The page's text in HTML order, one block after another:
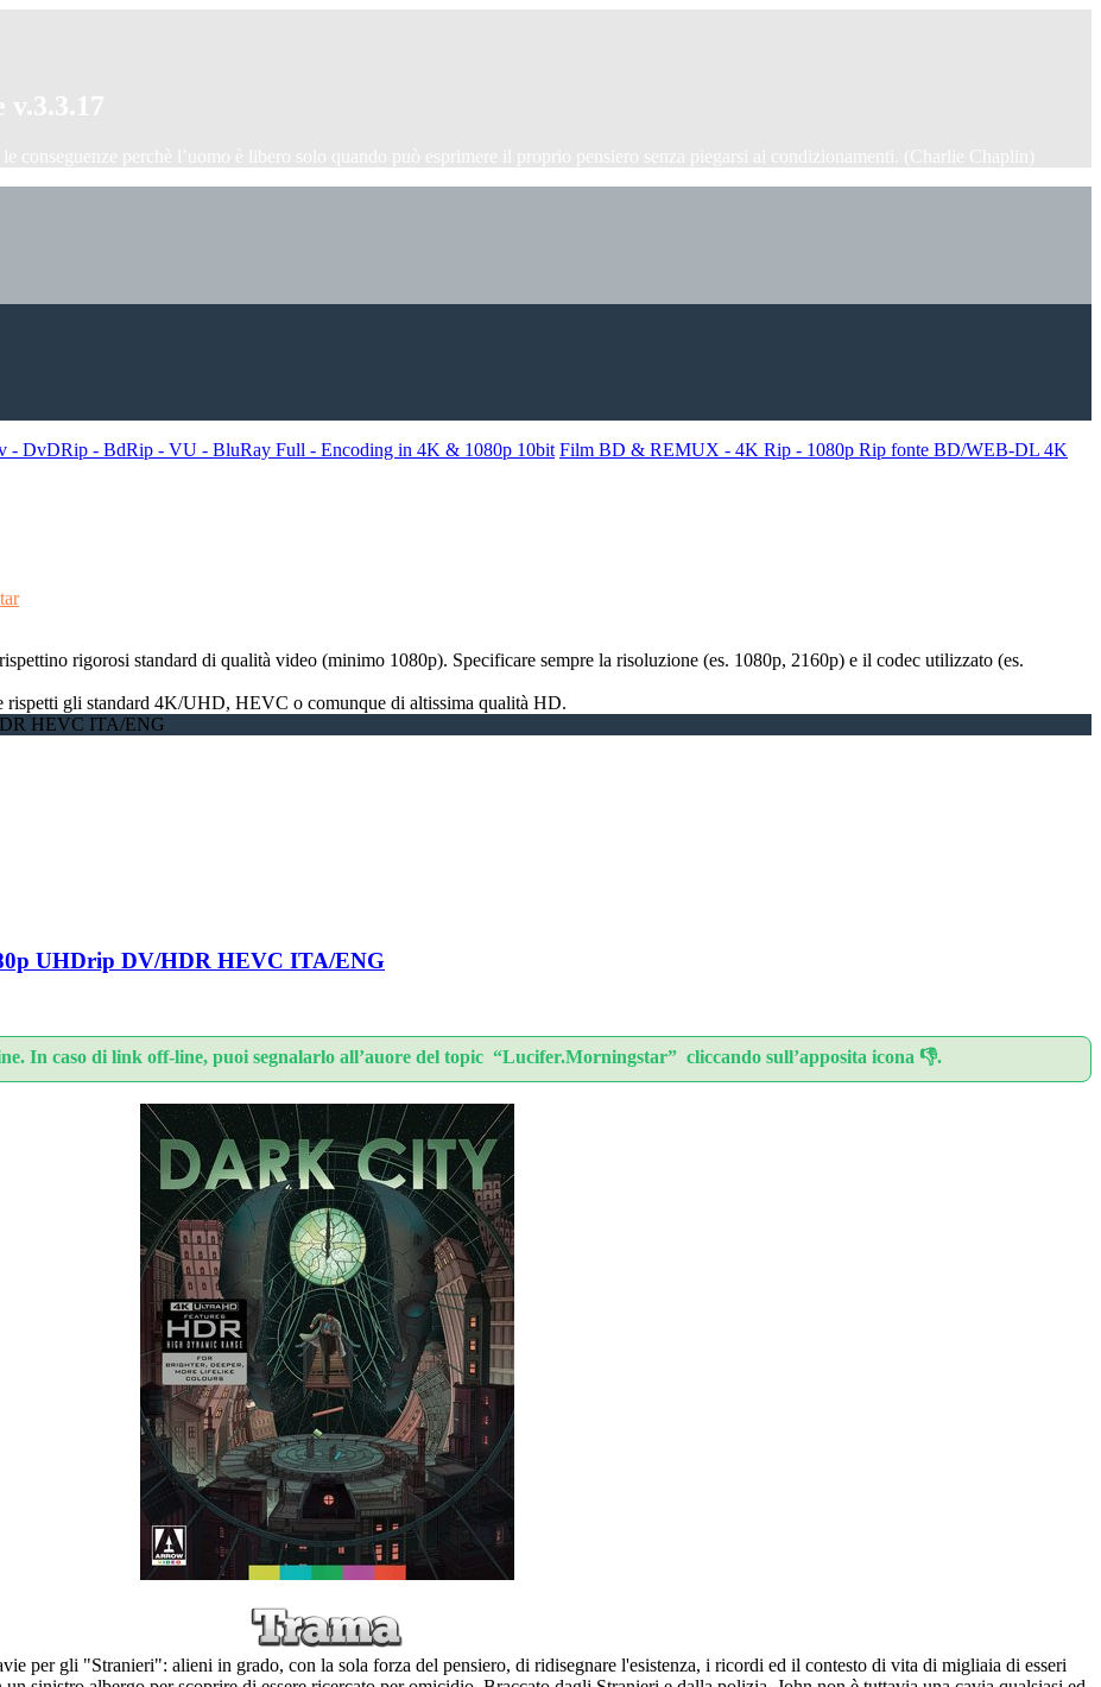
conseguenze perchè l’uomo è libero solo quando può esprimere il proprio pensiero senza piegarsi ai condizionamenti. (Charlie Chaplin)
- DvDRip - BdRip - VU - BluRay Full - Encoding in 4K & 1080p 10bit Film BD & REMUX - 4K Rip - 1080p Rip fonte BD/WEB-DL 4K
rigorosi standard di qualità video (minimo 1080p). Specificare sempre la risoluzione (es. 1080p, 2160p) e il codec utilizzato (es.
rispetti gli standard 4K/UHD, HEVC o comunque di altissima qualità HD.
HEVC ITA/ENG
UHDrip DV/HDR HEVC ITA/ENG
In caso di link off-line, puoi segnalarlo all’auore del topic “Lucifer.Morningstar” cliccando sull’apposita icona 👎.
per gli "Stranieri": alieni in grado, con la sola forza del pensiero, di ridisegnare l'esistenza, i ricordi ed il contesto di vita di migliaia di esseri